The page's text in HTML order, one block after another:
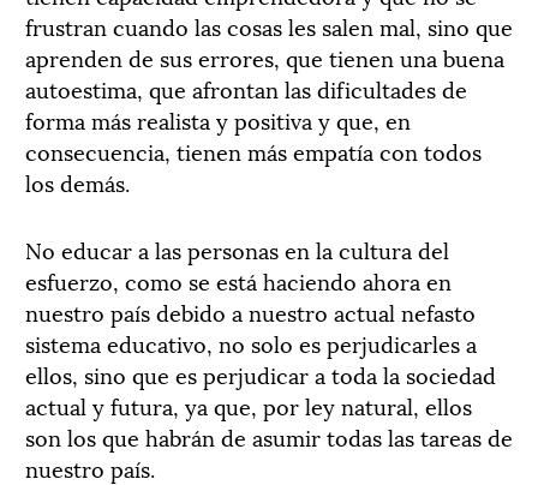
frustran cuando las cosas les salen mal, sino que
aprenden de sus errores, que tienen una buena
autoestima, que afrontan las dificultades de
forma más realista y positiva y que, en
consecuencia, tienen más empatía con todos
los demás.
No educar a las personas en la cultura del
esfuerzo, como se está haciendo ahora en
nuestro país debido a nuestro actual nefasto
sistema educativo, no solo es perjudicarles a
ellos, sino que es perjudicar a toda la sociedad
actual y futura, ya que, por ley natural, ellos
son los que habrán de asumir todas las tareas de
nuestro país.